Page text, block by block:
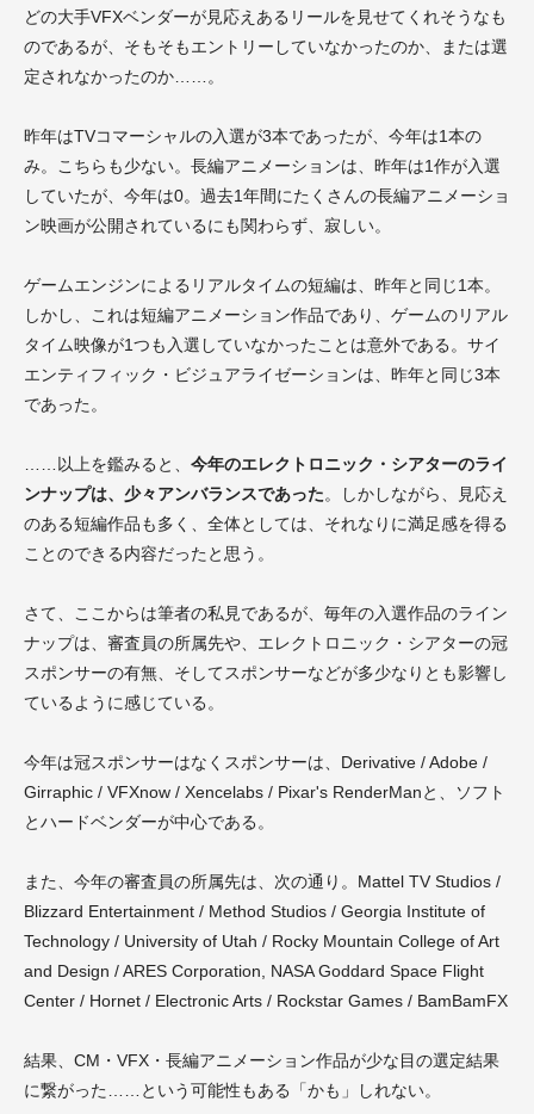
どの大手VFXベンダーが見応えあるリールを見せてくれそうなも
のであるが、そもそもエントリーしていなかったのか、または選
定されなかったのか……。
昨年はTVコマーシャルの入選が3本であったが、今年は1本の
み。こちらも少ない。長編アニメーションは、昨年は1作が入選
していたが、今年は0。過去1年間にたくさんの長編アニメーショ
ン映画が公開されているにも関わらず、寂しい。
ゲームエンジンによるリアルタイムの短編は、昨年と同じ1本。
しかし、これは短編アニメーション作品であり、ゲームのリアル
タイム映像が1つも入選していなかったことは意外である。サイ
エンティフィック・ビジュアライゼーションは、昨年と同じ3本
であった。
……以上を鑑みると、 今年のエレクトロニック・シアターのライ
ンナップは、少々アンバランスであった。しかしながら、見応え
のある短編作品も多く、全体としては、それなりに満足感を得る
ことのできる内容だったと思う。
さて、ここからは筆者の私見であるが、毎年の入選作品のライン
ナップは、審査員の所属先や、エレクトロニック・シアターの冠
スポンサーの有無、そしてスポンサーなどが多少なりとも影響し
ているように感じている。
今年は冠スポンサーはなくスポンサーは、Derivative / Adobe /
Girraphic / VFXnow / Xencelabs / Pixar's RenderManと、ソフト
とハードベンダーが中心である。
また、今年の審査員の所属先は、次の通り。Mattel TV Studios /
Blizzard Entertainment / Method Studios / Georgia Institute of
Technology / University of Utah / Rocky Mountain College of Art
and Design / ARES Corporation, NASA Goddard Space Flight
Center / Hornet / Electronic Arts / Rockstar Games / BamBamFX
結果、CM・VFX・長編アニメーション作品が少な目の選定結果
に繋がった……という可能性もある「かも」しれない。